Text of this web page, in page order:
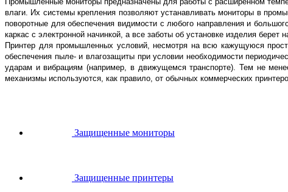
влаги. Их системы крепления позволяют устанавливать мониторы в
поворотные для обеспечения видимости с любого направления и
каркас с электронной начинкой, а все заботы об установке изделия
Принтер для промышленных условий, несмотря на всю кажущуюся
обеспечения пыле- и влагозащиты при условии необходимости
ударам и вибрациям (например, в движущемся транспорте). Тем не
механизмы используются, как правило, от обычных коммерческих
Защищенные мониторы
Защищенные принтеры